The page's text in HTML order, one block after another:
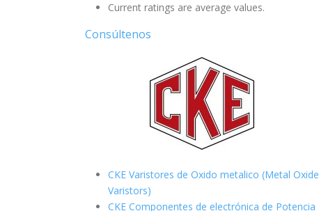
Current ratings are average values.
Consúltenos
CKE Varistores de Oxido metalico (Metal Oxide
Varistors)
CKE Componentes de electrónica de Potencia